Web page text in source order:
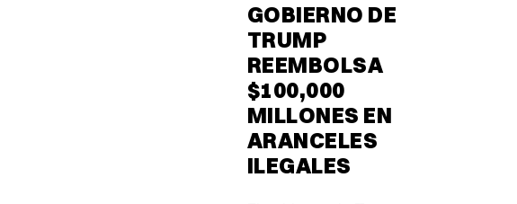
GOBIERNO DE
TRUMP
REEMBOLSA
$100,000
MILLONES EN
ARANCELES
ILEGALES